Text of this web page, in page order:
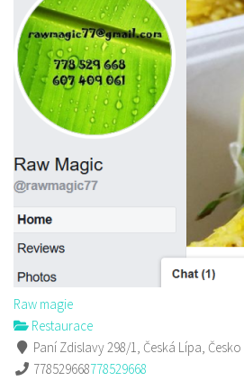
Raw magie
Restaurace
Paní Zdislavy 298/1, Česká Lípa, Česko
778529668778529668